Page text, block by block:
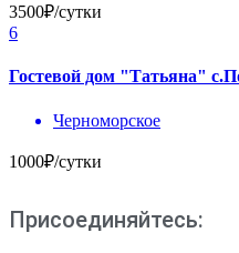
3500₽/сутки
6
Гостевой дом "Татьяна"
Черноморское
1000₽/сутки
Присоединяйтесь: